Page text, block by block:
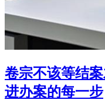
卷宗不该等结
进办案的每一步